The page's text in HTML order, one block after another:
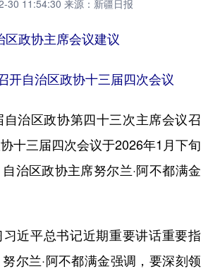
服务
端悦读 云看书画
体联播 廉政频道 新华视角看新疆
30 11:54:30 来源：新疆日报
区政协主席会议建议
开自治区政协十三届四次会议
治区政协第四十三次主席会议召
十三届四次会议于2026年1月下旬
治区政协主席努尔兰·阿不都满金
近平总书记近期重要讲话重要指
尔兰·阿不都满金强调，要深刻领